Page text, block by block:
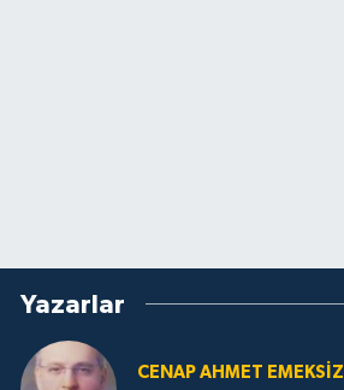
Yazarlar
CENAP AHMET EMEKSİZ